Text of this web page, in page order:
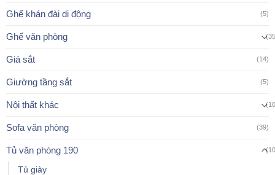
Ghế khán đài di động (5)
Ghế văn phòng
Giá sắt (14)
Giường tầng sắt (5)
Nội thất khác
Sofa văn phòng (39)
Tủ văn phòng 190
Tủ giày